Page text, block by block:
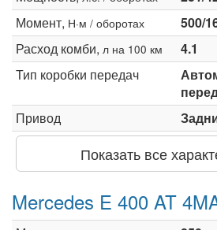
Момент, Н·м / оборотах
500/
Расход комби, л на 100 км
4.1
Тип коробки передач
Привод
Показать все
Mercedes E 400 AT